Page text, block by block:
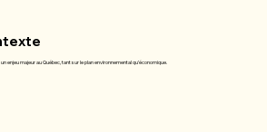
enjeu majeur au Québec, tant sur le plan environnemental qu’économique.